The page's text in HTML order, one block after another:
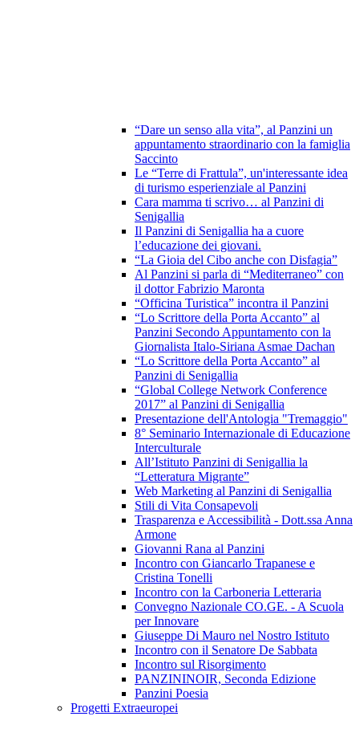
“Dare un senso alla vita”, al Panzini un
appuntamento straordinario con la famiglia
Saccinto
Le “Terre di Frattula”, un'interessante idea
di turismo esperienziale al Panzini
Cara mamma ti scrivo… al Panzini di
Senigallia
Il Panzini di Senigallia ha a cuore
l’educazione dei giovani.
“La Gioia del Cibo anche con Disfagia”
Al Panzini si parla di “Mediterraneo” con
il dottor Fabrizio Maronta
“Officina Turistica” incontra il Panzini
“Lo Scrittore della Porta Accanto” al
Panzini Secondo Appuntamento con la
Giornalista Italo-Siriana Asmae Dachan
“Lo Scrittore della Porta Accanto” al
Panzini di Senigallia
“Global College Network Conference
2017” al Panzini di Senigallia
Presentazione dell'Antologia "Tremaggio"
8° Seminario Internazionale di Educazione
Interculturale
All’Istituto Panzini di Senigallia la
“Letteratura Migrante”
Web Marketing al Panzini di Senigallia
Stili di Vita Consapevoli
Trasparenza e Accessibilità - Dott.ssa Anna
Armone
Giovanni Rana al Panzini
Incontro con Giancarlo Trapanese e
Cristina Tonelli
Incontro con la Carboneria Letteraria
Convegno Nazionale CO.GE. - A Scuola
per Innovare
Giuseppe Di Mauro nel Nostro Istituto
Incontro con il Senatore De Sabbata
Incontro sul Risorgimento
PANZININOIR, Seconda Edizione
Panzini Poesia
Progetti Extraeuropei